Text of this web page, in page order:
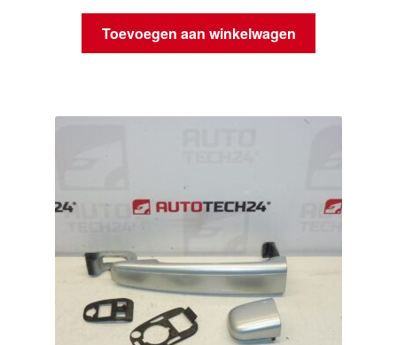
Toevoegen aan winkelwagen